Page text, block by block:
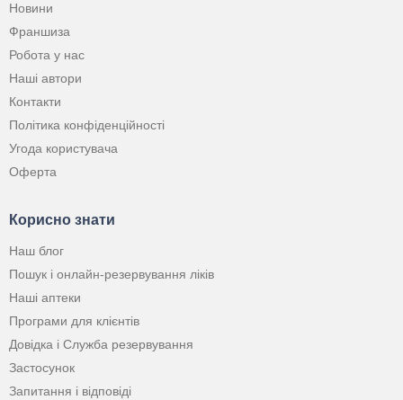
Новини
Франшиза
Робота у нас
Наші автори
Контакти
Політика конфіденційності
Угода користувача
Оферта
Корисно знати
Наш блог
Пошук і онлайн-резервування ліків
Наші аптеки
Програми для клієнтів
Довідка і Служба резервування
Застосунок
Запитання і відповіді